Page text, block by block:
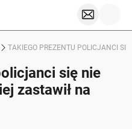
TAKIEGO PREZENTU POLICJANCI
się nie
zastawił na